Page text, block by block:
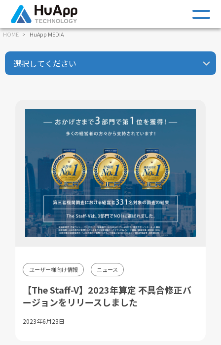
HOME HuApp MEDIA
選択してください
ユーザー様向け情報 ニュース
【The Staff-V】2023年算定 不具合修正バ
ージョンをリリースしました
2023年6月23日